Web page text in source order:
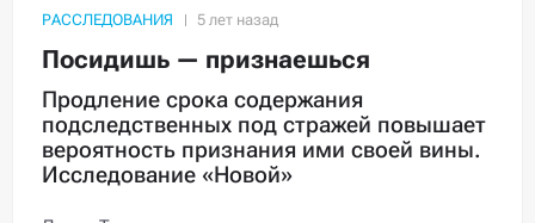
РАССЛЕДОВАНИЯ
Посидишь — признаешься
Продление срока содержания
подследственных под стражей повышает
вероятность признания ими своей вины.
Исследование «Новой»